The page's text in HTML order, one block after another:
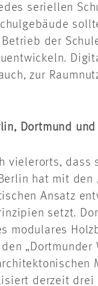
seriellen
der
zur
Dortmund
vielerorts, dass
hat mit den
Ansatz
setzt.
modulares
„Dortmunder
derzeit drei